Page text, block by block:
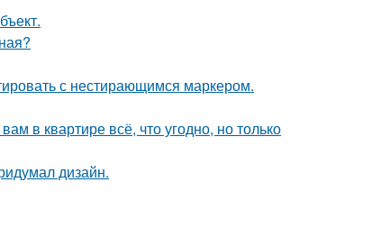
с нестирающимся маркером.
в квартире всё, что угодно, но только
дизайн.